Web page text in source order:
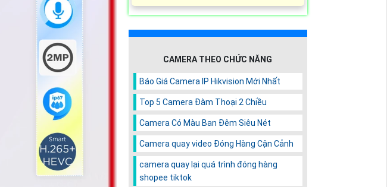
CAMERA THEO CHỨC NĂNG
Báo Giá Camera IP Hikvision Mới Nhất
Top 5 Camera Đàm Thoại 2 Chiều
Camera Có Màu Ban Đêm Siêu Nét
Camera quay video Đóng Hàng Cận Cảnh
camera quay lại quá trình đóng hàng
shopee tiktok